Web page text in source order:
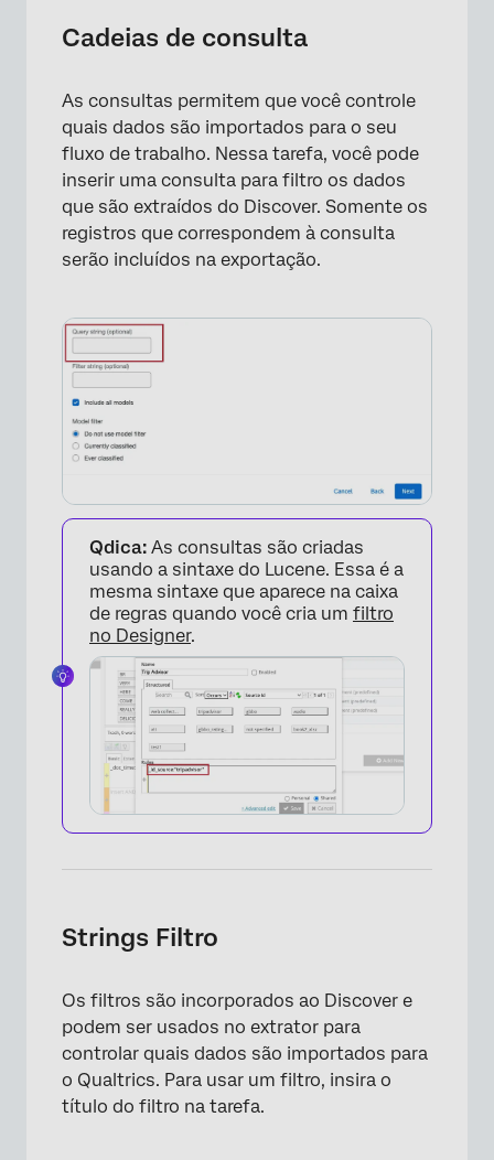
Cadeias de consulta
As consultas permitem que você controle
quais dados são importados para o seu
fluxo de trabalho. Nessa tarefa, você pode
inserir uma consulta para filtro os dados
que são extraídos do Discover. Somente os
registros que correspondem à consulta
serão incluídos na exportação.
×
Qdica: As consultas são criadas
usando a sintaxe do Lucene. Essa é a
mesma sintaxe que aparece na caixa
de regras quando você cria um filtro
no Designer.
Strings Filtro
Os filtros são incorporados ao Discover e
podem ser usados no extrator para
controlar quais dados são importados para
o Qualtrics. Para usar um filtro, insira o
título do filtro na tarefa.